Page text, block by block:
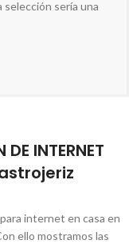
sería una
DE INTERNET
internet en casa en
ello mostramos las